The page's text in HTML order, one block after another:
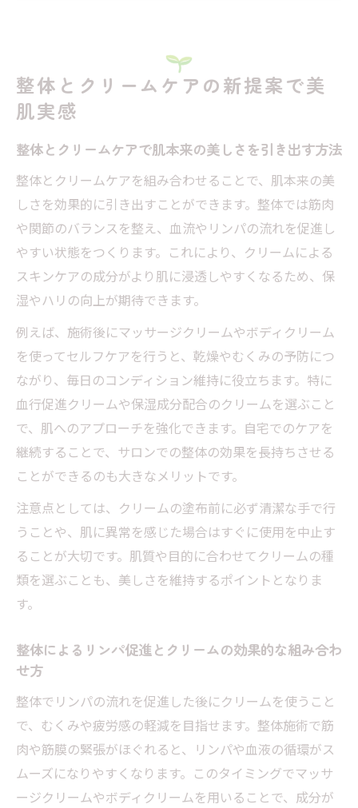
クリームケアが整体の施術後に与える肌へ
のメリット
整体の技術とクリーム選びが美肌へ導く理
由
整体に最適なボディクリームの選び方とポ
イント
筋肉疲労回復に役立つ人気クリームを徹底
比較
整体効果を高める保湿クリームの活用術
敏感肌向けクリームと整体ケアの相性を解
説
マッサージクリームランキングから学ぶ選
び方
乾燥対策は整体×保湿クリームで差がつく
整体と保湿クリームの併用で乾燥肌をケア
する方法
整体後の肌乾燥を防ぐためのクリーム活用
ポイント
乾燥による肌トラブルを整体とクリームで
防ぐコツ
クリームケアで筋肉のこりを和らげる方法
コツ
筋肉がほぐれるクリームの選び方と使い方
整体におすすめのマッサージクリームで得
られる効果
整体とクリームケアの新提案で美
肌実感
整体とクリームケアで肌本来の美しさを引き出す方法
整体とクリームケアを組み合わせることで、肌本来の美
しさを効果的に引き出すことができます。整体では筋肉
や関節のバランスを整え、血流やリンパの流れを促進し
やすい状態をつくります。これにより、クリームによる
スキンケアの成分がより肌に浸透しやすくなるため、保
湿やハリの向上が期待できます。
例えば、施術後にマッサージクリームやボディクリーム
を使ってセルフケアを行うと、乾燥やむくみの予防につ
ながり、毎日のコンディション維持に役立ちます。特に
血行促進クリームや保湿成分配合のクリームを選ぶこと
で、肌へのアプローチを強化できます。自宅でのケアを
継続することで、サロンでの整体の効果を長持ちさせる
ことができるのも大きなメリットです。
注意点としては、クリームの塗布前に必ず清潔な手で行
うことや、肌に異常を感じた場合はすぐに使用を中止す
ることが大切です。肌質や目的に合わせてクリームの種
類を選ぶことも、美しさを維持するポイントとなりま
す。
整体によるリンパ促進とクリームの効果的な組み合わ
せ方
整体でリンパの流れを促進した後にクリームを使うこと
で、むくみや疲労感の軽減を目指せます。整体施術で筋
肉や筋膜の緊張がほぐれると、リンパや血液の循環がス
ムーズになりやすくなります。このタイミングでマッサ
ージクリームやボディクリームを用いることで、成分が